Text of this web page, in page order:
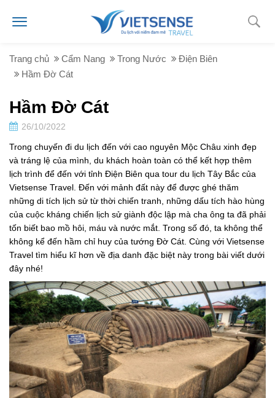
Trang chủ Cẩm Nang Trong Nước
Điện Biên
Hầm Đờ Cát
Hầm Đờ Cát
26/10/2022
Trong chuyến đi du lịch đến với cao nguyên Mộc Châu xinh đẹp
và tráng lệ của mình, du khách hoàn toàn có thể kết hợp thêm
lịch trình để đến với tỉnh Điện Biên qua tour du lịch Tây Bắc của
Vietsense Travel. Đến với mảnh đất này để được ghé thăm
những di tích lịch sử từ thời chiến tranh, những dấu tích hào hùng
của cuộc kháng chiến lịch sử giành độc lập mà cha ông ta đã phải
tốn biết bao mồ hôi, máu và nước mắt. Trong số đó, ta không thể
không kể đến hầm chỉ huy của tướng Đờ Cát. Cùng với Vietsense
Travel tìm hiểu kĩ hơn về địa danh đặc biệt này trong bài viết dưới
đây nhé!